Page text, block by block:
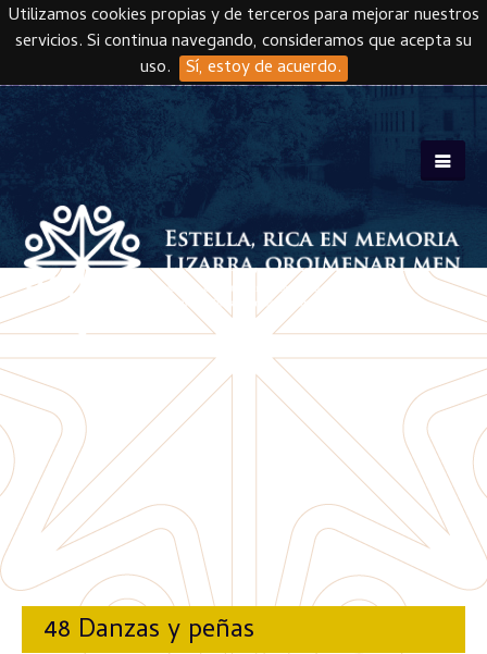
Utilizamos cookies propias y de terceros para mejorar nuestros
servicios. Si continua navegando, consideramos que acepta su
uso. Sí, estoy de acuerdo.
Skip to main content
48 Danzas y peñas